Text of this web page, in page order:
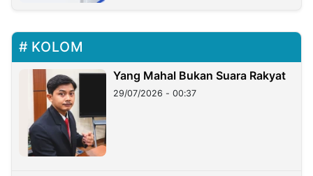
KOLOM
Yang Mahal Bukan Suara Rakyat
29/07/2026 - 00:37